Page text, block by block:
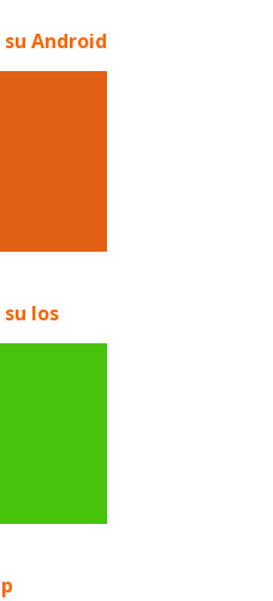
Android
Ios